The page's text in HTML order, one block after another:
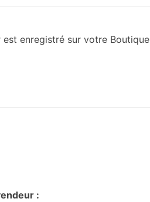
est enregistré sur votre Boutique
: